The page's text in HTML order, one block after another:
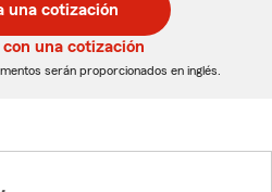
una cotización
una cotización
serán proporcionados en inglés.